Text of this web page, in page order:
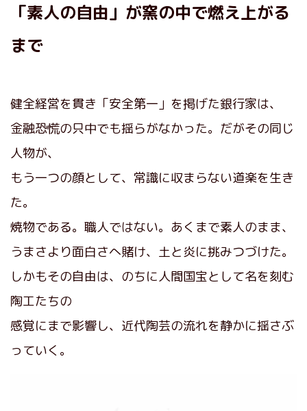
「素人の自由」が窯の中で燃え上がる
まで
健全経営を貫き「安全第一」を掲げた銀行家は、
金融恐慌の只中でも揺らがなかった。だがその同じ
人物が、
もう一つの顔として、常識に収まらない道楽を生き
た。
焼物である。職人ではない。あくまで素人のまま、
うまさより面白さへ賭け、土と炎に挑みつづけた。
しかもその自由は、のちに人間国宝として名を刻む
陶工たちの
感覚にまで影響し、近代陶芸の流れを静かに揺さぶ
っていく。